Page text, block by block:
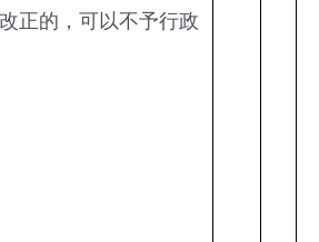
正的，可以不予行政